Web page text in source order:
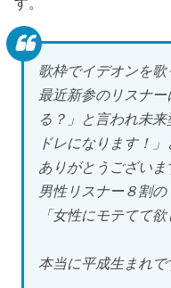
歌枠でイデオンを歌
最近新参のリスナ
る？」と言われ未
ドレになります！
ありがとうございま
男性リスナー８割の
「女性にモテてて
本当に平成生まれで